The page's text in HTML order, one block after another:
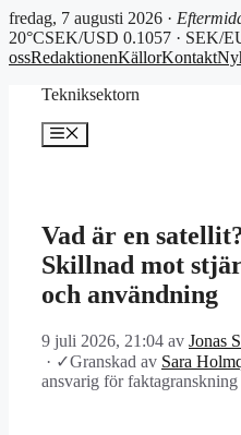
fredag, 7 augusti 2026 ·
20°CSEK/USD 0.1057 · SEK/
ossRedaktionenKällorKontakt
Tekniksektorn
Meny
Vad är en
Skillnad mot
och användning
9 juli 2026, 21:04 av Jonas
· ✓Granskad av Sara
ansvarig för faktagranskning